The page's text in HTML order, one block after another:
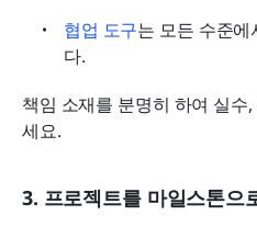
협업 도구는 모든 수준
다.
책임 소재를 분명히 하여 실
세요.
3. 프로젝트를 마일스톤으